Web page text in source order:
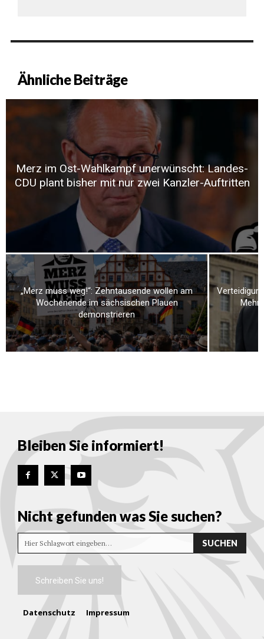
Ähnliche Beiträge
Merz im Ost-Wahlkampf unerwünscht: Landes-
CDU plant bisher mit nur zwei Kanzler-Auftritten
„Merz muss weg!“: Zehntausende wollen am
Wochenende im sächsischen Plauen
demonstrieren
Mehr
Bleiben Sie informiert!
Nicht gefunden was Sie suchen?
Hier Schlagwort eingeben… SUCHEN
Schreiben Sie uns!
Datenschutz Impressum